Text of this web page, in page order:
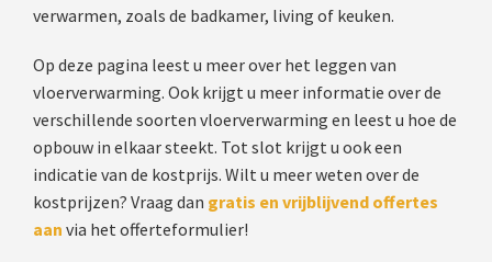
verwarmen, zoals de badkamer, living of keuken.
Op deze pagina leest u meer over het leggen van
vloerverwarming. Ook krijgt u meer informatie over de
verschillende soorten vloerverwarming en leest u hoe de
opbouw in elkaar steekt. Tot slot krijgt u ook een
indicatie van de kostprijs. Wilt u meer weten over de
kostprijzen? Vraag dan gratis en vrijblijvend offertes
aan via het offerteformulier!